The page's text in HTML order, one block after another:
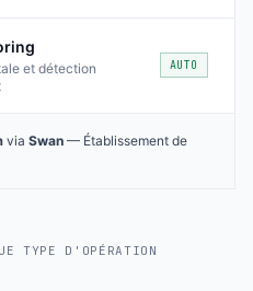
et détection
AUTO
via Swan — Établissement de
TYPE D'OPÉRATION